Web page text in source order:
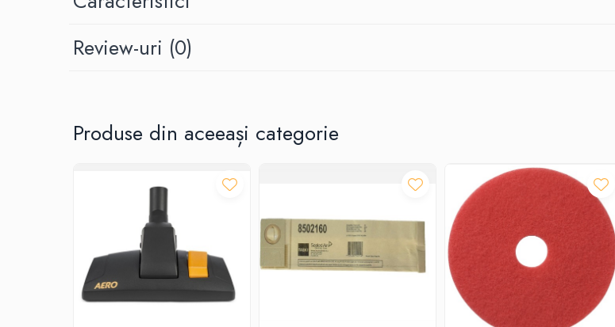
Acoperitori toaleta
Role hartie industriala
Role prosop hartie
Review-uri (0)
Produse din aceeași categorie